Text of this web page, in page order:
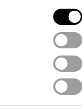
location which
it for specific
is processed and set
to provide social
also share information
advertising and
information that